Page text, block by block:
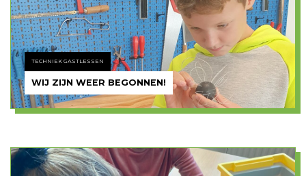
TECHNIEK GASTLESSEN
WIJ ZIJN WEER BEGONNEN!